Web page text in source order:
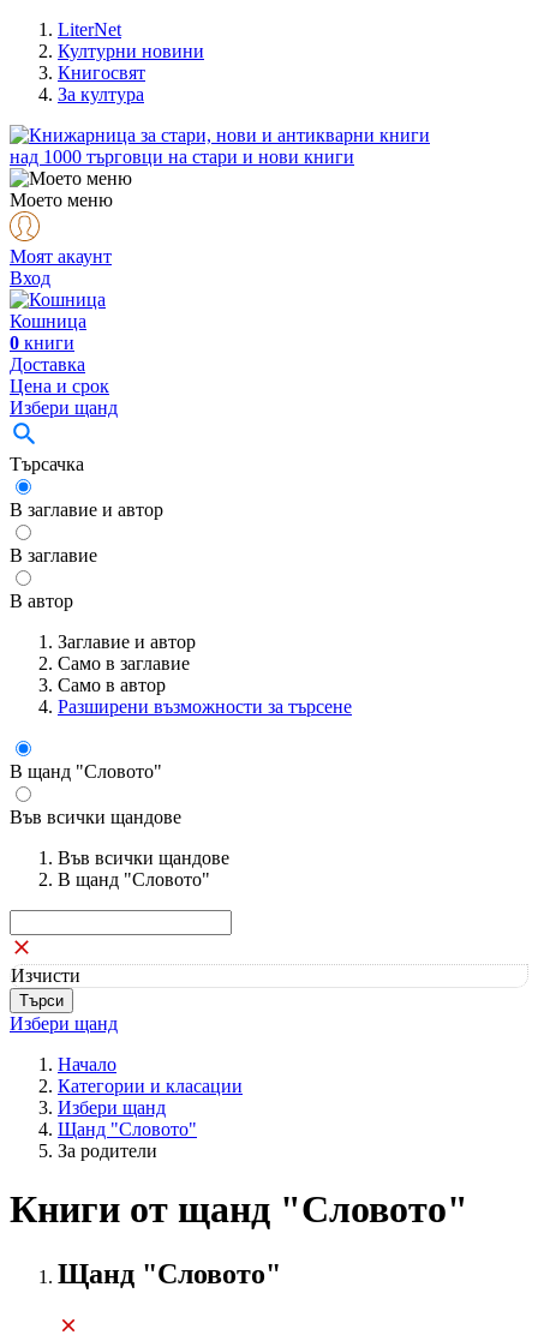
LiterNet
Културни новини
Книгосвят
За култура
над 1000 търговци на стари и нови книги
Моето меню
Моят акаунт
Вход
Кошница
0 книги
Доставка
Цена и срок
Избери щанд
Търсачка
В заглавие и автор
В заглавие
В автор
Заглавие и автор
Само в заглавие
Само в автор
Разширени възможности за търсене
В щанд "Словото"
Във всички щандове
Във всички щандове
В щанд "Словото"
Изчисти
Избери щанд
Начало
Категории и класации
Избери щанд
Щанд "Словото"
За родители
Книги от щанд "Словото"
Щанд "Словото"